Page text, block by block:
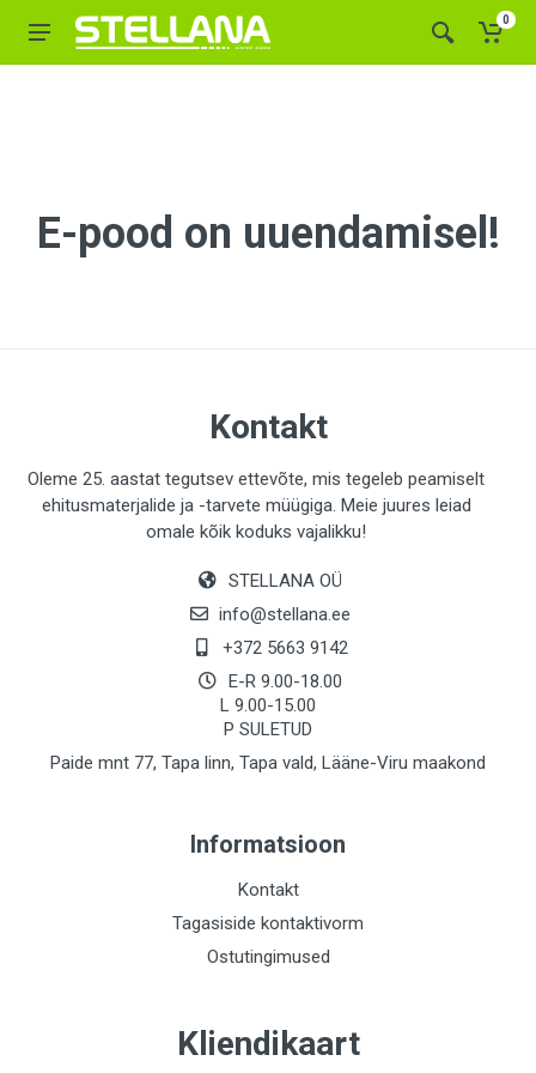
0
E-pood on uuendamisel!
Kontakt
Oleme 25. aastat tegutsev ettevõte, mis tegeleb peamiselt
ehitusmaterjalide ja -tarvete müügiga. Meie juures leiad
omale kõik koduks vajalikku!
STELLANA OÜ
info@stellana.ee
+372 5663 9142
E-R 9.00-18.00
L 9.00-15.00
P SULETUD
Paide mnt 77, Tapa linn, Tapa vald, Lääne-Viru maakond
Informatsioon
Kontakt
Tagasiside kontaktivorm
Ostutingimused
Kliendikaart